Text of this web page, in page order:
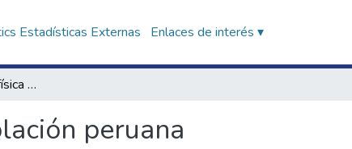
Estadísticas Externas Enlaces de interés ▾
Niveles de actividad física en la población peruana
peruana